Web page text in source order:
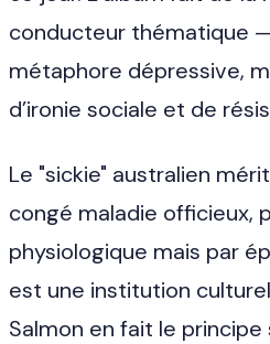
conducteur thématique
métaphore dépressive,
d’ironie sociale et de
Le "sickie" australien
congé maladie officieux,
physiologique mais par
est une institution
Salmon en fait le